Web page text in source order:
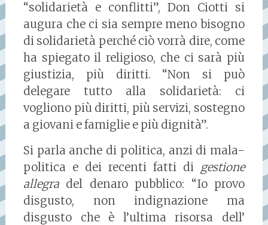
“solidarietà e conflitti”, Don Ciotti si
augura che ci sia sempre meno bisogno
di solidarietà perché ciò vorrà dire, come
ha spiegato il religioso, che ci sarà più
giustizia, più diritti. “Non si può
delegare tutto alla solidarietà: ci
vogliono più diritti, più servizi, sostegno
a giovani e famiglie e più dignità”.
Si parla anche di politica, anzi di mala-
politica e dei recenti fatti di gestione
allegradel denaro pubblico: “Io provo
disgusto, non indignazione ma
disgusto che è l’ultima risorsa dell’